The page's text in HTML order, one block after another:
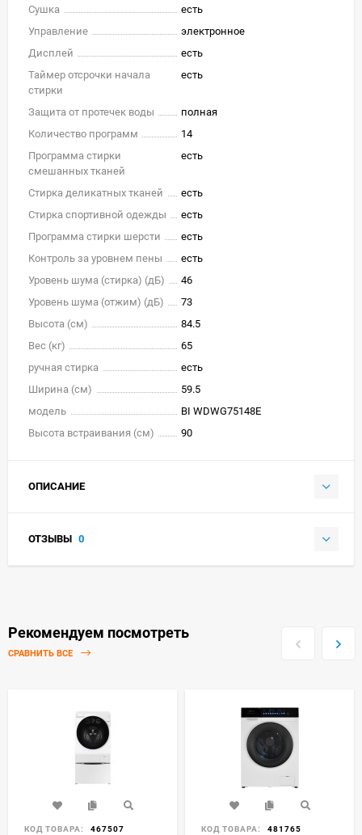
Сушка
есть
Управление
электронное
Дисплей
есть
Таймер отсрочки начала
стирки
есть
Защита от протечек воды
полная
Количество программ
14
Программа стирки
смешанных тканей
есть
Стирка деликатных тканей
есть
Стирка спортивной одежды
есть
Программа стирки шерсти
есть
Контроль за уровнем пены
есть
Уровень шума (стирка) (дБ)
46
Уровень шума (отжим) (дБ)
73
Высота (см)
84.5
Вес (кг)
65
ручная стирка
есть
Ширина (см)
59.5
модель
BI WDWG75148E
Высота встраивания (см)
90
ОПИСАНИЕ
ОТЗЫВЫ 0
Рекомендуем посмотреть
СРАВНИТЬ ВСЕ
КОД ТОВАРА: 467507 КОД ТОВАРА: 481765